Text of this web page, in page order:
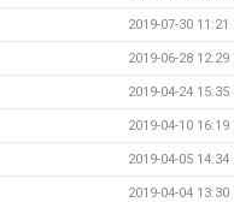
2019-07-30 11:21
2019-06-28 12:29
2019-04-24 15:35
2019-04-10 16:19
2019-04-05 14:34
2019-04-04 13:30